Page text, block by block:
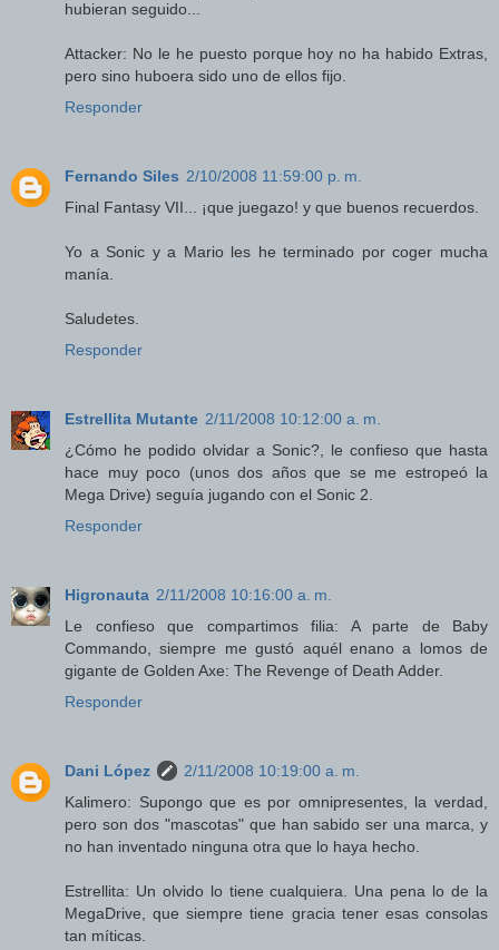
hubieran seguido...
Attacker: No le he puesto porque hoy no ha habido Extras,
pero sino huboera sido uno de ellos fijo.
Responder
Fernando Siles 2/10/2008 11:59:00 p. m.
Final Fantasy VII... ¡que juegazo! y que buenos recuerdos.
Yo a Sonic y a Mario les he terminado por coger mucha
manía.
Saludetes.
Responder
Estrellita Mutante 2/11/2008 10:12:00 a. m.
¿Cómo he podido olvidar a Sonic?, le confieso que hasta
hace muy poco (unos dos años que se me estropeó la
Mega Drive) seguía jugando con el Sonic 2.
Responder
Higronauta 2/11/2008 10:16:00 a. m.
Le confieso que compartimos filia: A parte de Baby
Commando, siempre me gustó aquél enano a lomos de
gigante de Golden Axe: The Revenge of Death Adder.
Responder
Dani López
2/11/2008 10:19:00 a. m.
Kalimero: Supongo que es por omnipresentes, la verdad,
pero son dos "mascotas" que han sabido ser una marca, y
no han inventado ninguna otra que lo haya hecho.
Estrellita: Un olvido lo tiene cualquiera. Una pena lo de la
MegaDrive, que siempre tiene gracia tener esas consolas
tan míticas.